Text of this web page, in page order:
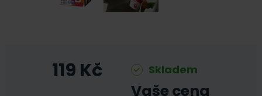
119 Kč Skladem
Vaše cena